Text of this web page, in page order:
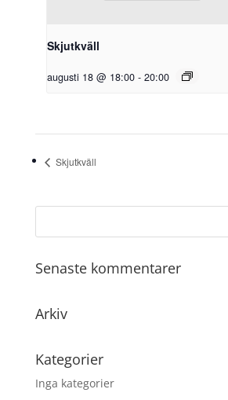
Skjutkväll
augusti 18 @ 18:00 - 20:00
Skjutkväll
Senaste kommentarer
Arkiv
Kategorier
Inga kategorier